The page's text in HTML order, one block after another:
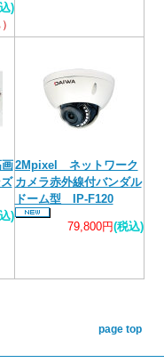
)
)
2Mpixel ネットワーク
カメラ赤外線付バンダル
ドーム型 IP-F120
79,800円(税込)
page top